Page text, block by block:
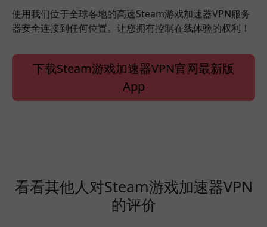
使用我们位于全球各地的高速Steam游戏加速器VPN服务
器安全连接到任何位置。让您拥有控制在线体验的权利！
下载Steam游戏加速器VPN官网最新版
App
看看其他人对Steam游戏加速器VPN
的评价